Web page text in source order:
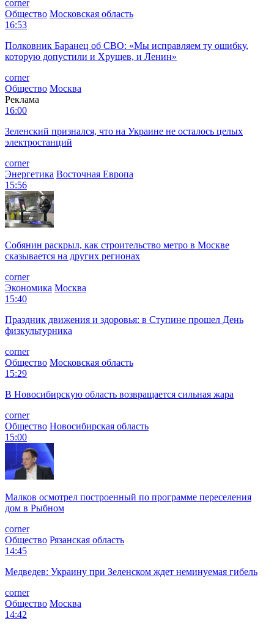
corner
Общество Московская область
16:53
Полковник Баранец об СВО: «Мы исправляем ту ошибку,
которую допустили и Хрущев, и Ленин»
corner
Общество Москва
Реклама
16:00
Зеленский признался, что на Украине не осталось целых
электростанций
corner
Энергетика Восточная Европа
15:56
Собянин раскрыл, как строительство метро в Москве
сказывается на других регионах
corner
Экономика Москва
15:40
Праздник движения и здоровья: в Ступине прошел День
физкультурника
corner
Общество Московская область
15:29
В Новосибирскую область возвращается сильная жара
corner
Общество Новосибирская область
15:00
Малков осмотрел построенный по программе переселения
дом в Рыбном
corner
Общество Рязанская область
14:45
Медведев: Украину при Зеленском ждет неминуемая гибель
corner
Общество Москва
14:42